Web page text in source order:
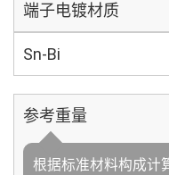
端子电镀材质
Sn-Bi
参考重量
根据标准材料构成计